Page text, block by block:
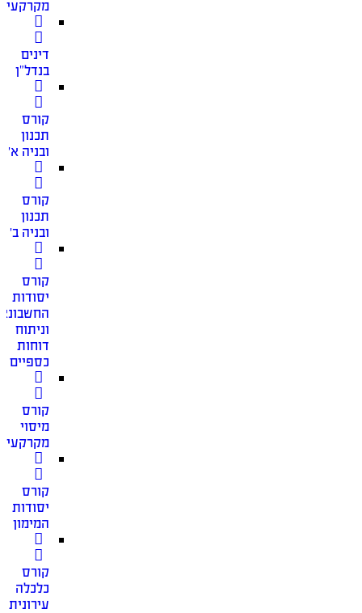
מקרקעין
דינים
בנדל”ן
קורס
תכנון
ובניה א׳
קורס
תכנון
ובניה ב׳
קורס
יסודות
וניתוח
דוחות
כספיים
קורס
מיסוי
מקרקעין
קורס
יסודות
המימון
קורס
כלכלה
עירונית